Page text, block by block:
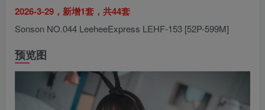
2026-3-29，新增1套，共44套
Sonson NO.044 LeeheeExpress LEHF-153 [52P-599M]
预览图